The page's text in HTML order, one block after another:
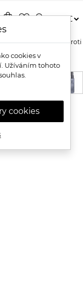
shopping_bagfavorite_bordersearch
Ochranný fluid proti
cookies v
Užíváním tohoto
cookies